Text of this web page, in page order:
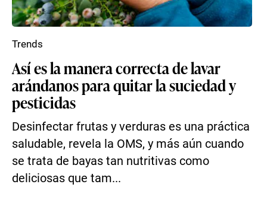
Así es la manera correcta de lavar
arándanos para quitar la suciedad y
pesticidas
Desinfectar frutas y verduras es una práctica
saludable, revela la OMS, y más aún cuando
se trata de bayas tan nutritivas como
deliciosas que tam...
Trends